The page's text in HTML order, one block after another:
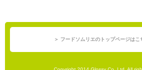
＞ フードソムリエのトップページはこ